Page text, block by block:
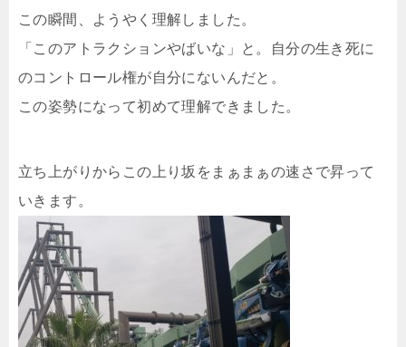
この瞬間、ようやく理解しました。
「このアトラクションやばいな」と。自分の生き死に
のコントロール権が自分にないんだと。
この姿勢になって初めて理解できました。
立ち上がりからこの上り坂をまぁまぁの速さで昇って
いきます。